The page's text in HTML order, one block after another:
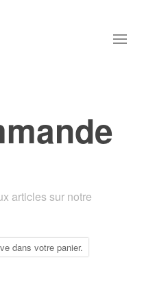
articles sur notre
dans votre panier.